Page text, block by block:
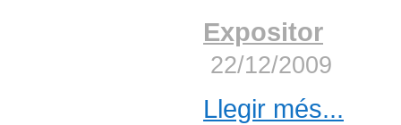
Expositor
22/12/2009
Llegir més...